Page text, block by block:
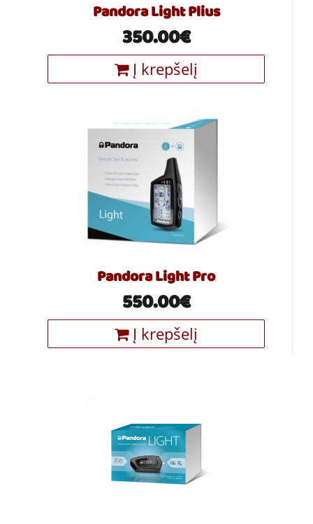
Pandora Light Plius
350.00€
Į krepšelį
Pandora Light Pro
550.00€
Į krepšelį